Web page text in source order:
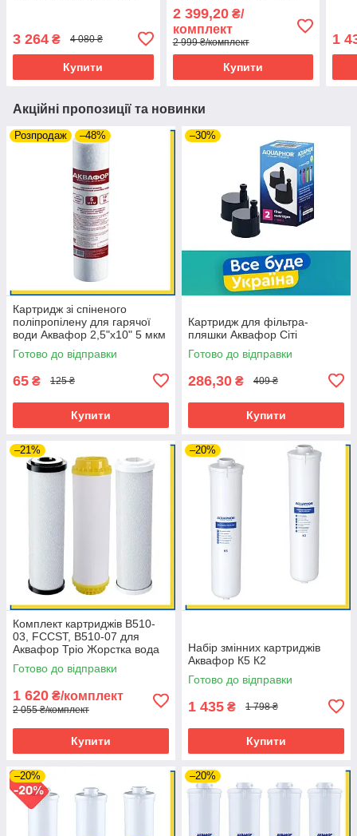
3 264 ₴ 4 080 ₴
Купити
(без мембраны)
2 399,20₴/
комплект
2 999 ₴/комплект
Купити
1
Акційні пропозиції та новинки
Розпродаж –48%
Картридж зі спіненого
поліпропілену для гарячої
води Аквафор 2,5"х10" 5 мкм
(виробництво 2021 р.)
Готово до відправки
65 ₴ 125 ₴
Купити
–30%
Картридж для фільтра-
пляшки Аквафор Сіті
Готово до відправки
286,30 ₴ 409 ₴
Купити
–21%
Комплект картриджів B510-
03, FCCST, B510-07 для
Аквафор Тріо Жорстка вода
(аналог 03-04-07)
Готово до відправки
1 620 ₴/комплект
2 055 ₴/комплект
Купити
–20%
Набір змінних картриджів
Аквафор К5 К2
Готово до відправки
1 435 ₴ 1 798 ₴
Купити
–20% –20%